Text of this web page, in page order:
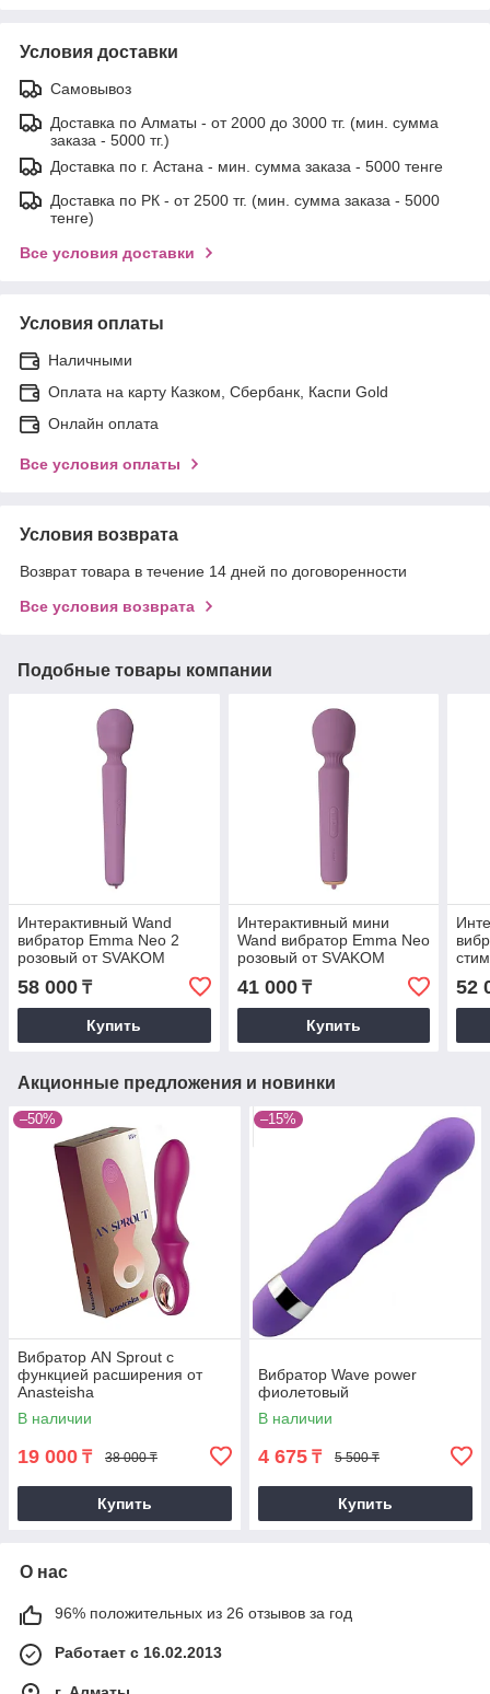
Условия доставки
Самовывоз
Доставка по Алматы - от 2000 до 3000 тг. (мин. сумма
заказа - 5000 тг.)
Доставка по г. Астана - мин. сумма заказа - 5000 тенге
Доставка по РК - от 2500 тг. (мин. сумма заказа - 5000
тенге)
Все условия доставки
Условия оплаты
Наличными
Оплата на карту Казком, Сбербанк, Каспи Gold
Онлайн оплата
Все условия оплаты
Условия возврата
Возврат товара в течение 14 дней по договоренности
Все условия возврата
Подобные товары компании
Интерактивный Wand
вибратор Emma Neo 2
розовый от SVAKOM
58 000 ₸
Купить
Интерактивный мини
Wand вибратор Emma Neo
розовый от SVAKOM
41 000₸
Купить
52
Акционные предложения и новинки
–50%
Вибратор AN Sprout с
функцией расширения от
Anasteisha
В наличии
19 000 ₸ 38 000 ₸
Купить
–15%
Вибратор Wave power
фиолетовый
В наличии
4 675 ₸ 5 500 ₸
Купить
О нас
96% положительных из 26 отзывов за год
Работает с 16.02.2013